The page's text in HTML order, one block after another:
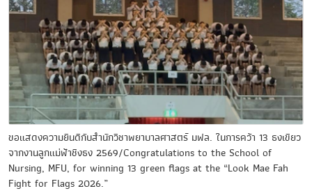
ขอแสดงความยินดีกับสำนักวิชาพยาบาลศาสตร์ มฟล. ในการคว้า 13 ธงเขียว
จากงานลูกแม่ฟ้าชิงธง 2569/Congratulations to the School of
Nursing, MFU, for winning 13 green flags at the “Look Mae Fah
Fight for Flags 2026.”